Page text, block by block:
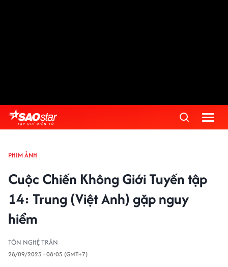
PHIM ẢNH
Cuộc Chiến Không Giới Tuyến tập
14: Trung (Việt Anh) gặp nguy
hiểm
TÔN NGHỆ TRÂN
28/09/2023 - 08:05 (GMT+7)